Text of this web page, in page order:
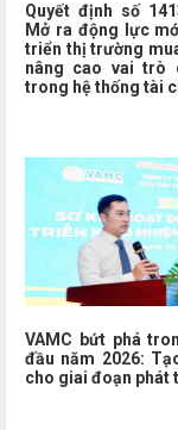
Quyết định số
Mở ra động lực
triển thị trường
nâng cao vai trò
trong hệ thống tài
VAMC bứt phá
đầu năm 2026:
cho giai đoạn phát